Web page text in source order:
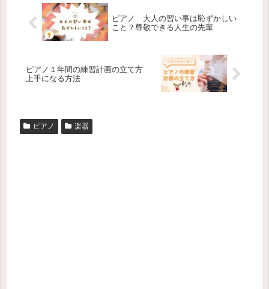
ピアノ 大人の習い事は恥ずかしい
こと？尊敬できる人生の先輩
ピアノ１年間の練習計画の立て方
上手になる方法
ピアノ 楽器